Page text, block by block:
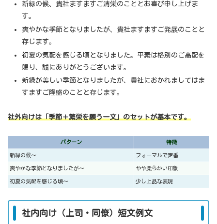
新緑の候、貴社ますますご清栄のこととお喜び申し上げま
す。
爽やかな季節となりましたが、貴社ますますご発展のことと
存じます。
初夏の気配を感じる頃となりました。平素は格別のご高配を
賜り、誠にありがとうございます。
新緑が美しい季節となりましたが、貴社におかれましてはま
すますご隆盛のことと存じます。
社外向けは「季節＋繁栄を願う一文」のセットが基本です。
パターン 特徴
新緑の候〜 フォーマルで定番
爽やかな季節となりましたが〜 やや柔らかい印象
初夏の気配を感じる頃〜 少し上品な表現
社内向け（上司・同僚）短文例文